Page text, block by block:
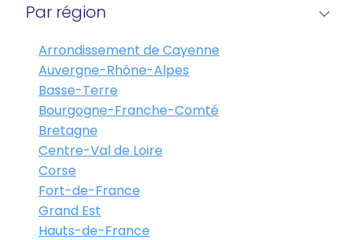
Par région
Arrondissement de Cayenne
Auvergne-Rhône-Alpes
Basse-Terre
Bourgogne-Franche-Comté
Bretagne
Centre-Val de Loire
Corse
Fort-de-France
Grand Est
Hauts-de-France